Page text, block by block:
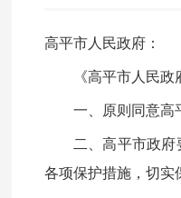
高平市人民政府：
《高平市人民
一、原则同意高
二、高平市政
各项保护措施，切实